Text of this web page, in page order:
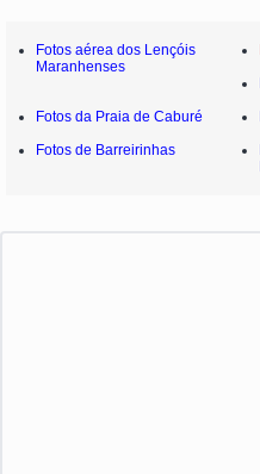
Fotos aérea dos Lençóis
Maranhenses
Fotos da Praia de Caburé
Fotos de Barreirinhas